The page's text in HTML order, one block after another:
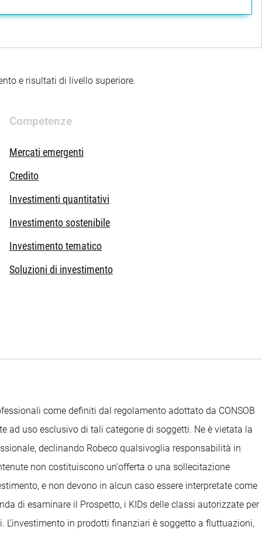
e risultati di livello superiore.
Competenze
Mercati emergenti
Credito
Investimenti quantitativi
Investimento sostenibile
Investimento tematico
Soluzioni di investimento
come definiti dal regolamento adottato da CONSOB
ad uso esclusivo di tali categorie di soggetti. Ne è vietata la
declinando Robeco qualsivoglia responsabilità in
non costituiscono un'offerta o una sollecitazione
e non devono in alcun caso essere interpretate come
di esaminare il Prospetto, i KIDs delle classi autorizzate per
in prodotti finanziari è soggetto a fluttuazioni,